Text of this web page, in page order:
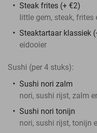
Steak frites (+ €2)
little gem, steak, frites
Steaktartaar klassiek
eidooier
Sushi (per 4 stuks):
Sushi nori zalm
nori, sushi rijst, zalm
Sushi nori tonijn
nori, sushi rijst, tonijn